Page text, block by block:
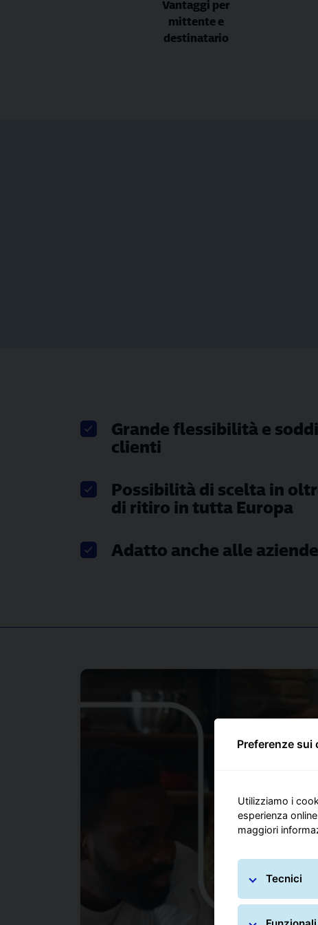
Vantaggi per
mittente e
destinatario
Grande flessibilità e
clienti
Possibilità di scelta in
di ritiro in tutta Europa
Adatto anche alle aziende
Preferenze sui
Utilizziamo i
esperienza
maggiori
Tecnici